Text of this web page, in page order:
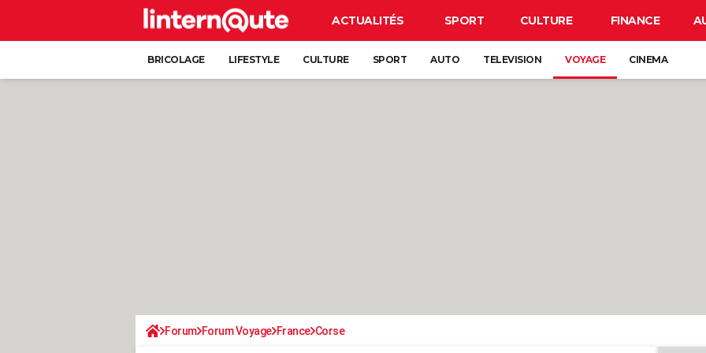
ACTUALITÉS SPORT CULTURE FINANCE
BRICOLAGE LIFESTYLE CULTURE SPORT AUTO TELEVISION VOYAGE CINEMA
Forum Forum Voyage France Corse